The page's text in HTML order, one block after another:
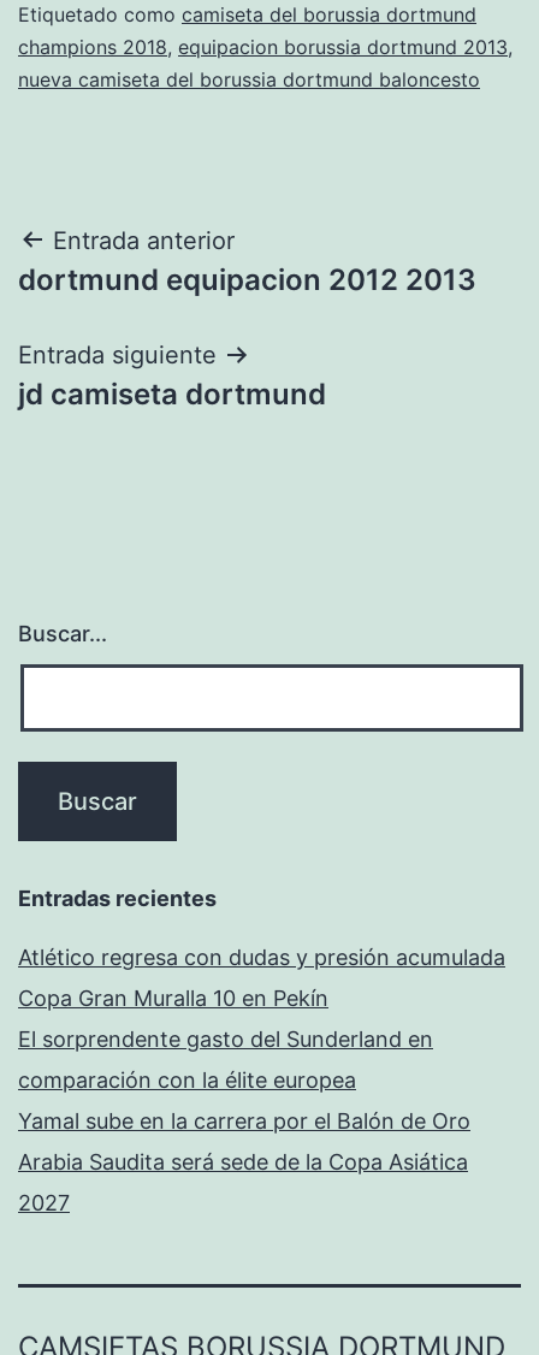
Etiquetado como camiseta del borussia dortmund
champions 2018, equipacion borussia dortmund 2013,
nueva camiseta del borussia dortmund baloncesto
Navegación
de
entradas
Entrada anterior
dortmund equipacion 2012 2013
Entrada siguiente
jd camiseta dortmund
Buscar...
Entradas recientes
Atlético regresa con dudas y presión acumulada
Copa Gran Muralla 10 en Pekín
El sorprendente gasto del Sunderland en
comparación con la élite europea
Yamal sube en la carrera por el Balón de Oro
Arabia Saudita será sede de la Copa Asiática
2027
CAMSIETAS BORUSSIA DORTMUND